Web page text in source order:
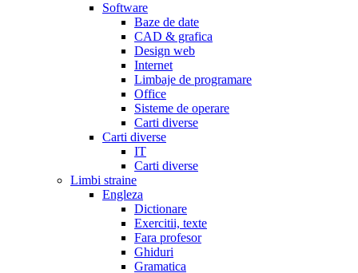
Software
Baze de date
CAD & grafica
Design web
Internet
Limbaje de programare
Office
Sisteme de operare
Carti diverse
Carti diverse
IT
Carti diverse
Limbi straine
Engleza
Dictionare
Exercitii, texte
Fara profesor
Ghiduri
Gramatica